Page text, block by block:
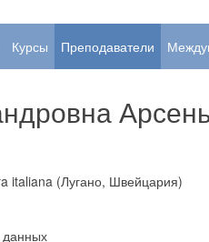
Курсы Преподаватели
italiana (Лугано, Швейцария)
данных